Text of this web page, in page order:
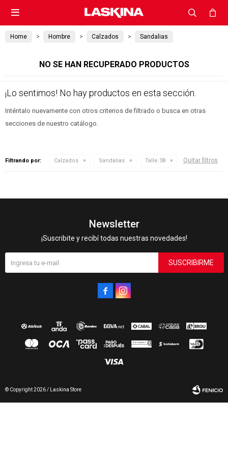

Home Hombre Calzados Sandalias
NO SE HAN RECUPERADO PRODUCTOS
¡Lo sentimos! No hay productos en esta sección.
Inténtalo nuevamente con otros criterios de filtrado o busca en otras
secciones de nuestro catálogo.
Filtrando por: Calzados Sandalias Talle 38 Quitar filtros
Newsletter
¡Suscribite y recibí todas nuestras novedades!
SUSCRIBIRME
 
© Copyright 2026 / Laskina Store